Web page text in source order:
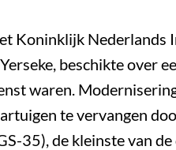
Koninklijk Nederlands
beschikte over
waren.
te vervangen
35), de kleinste van